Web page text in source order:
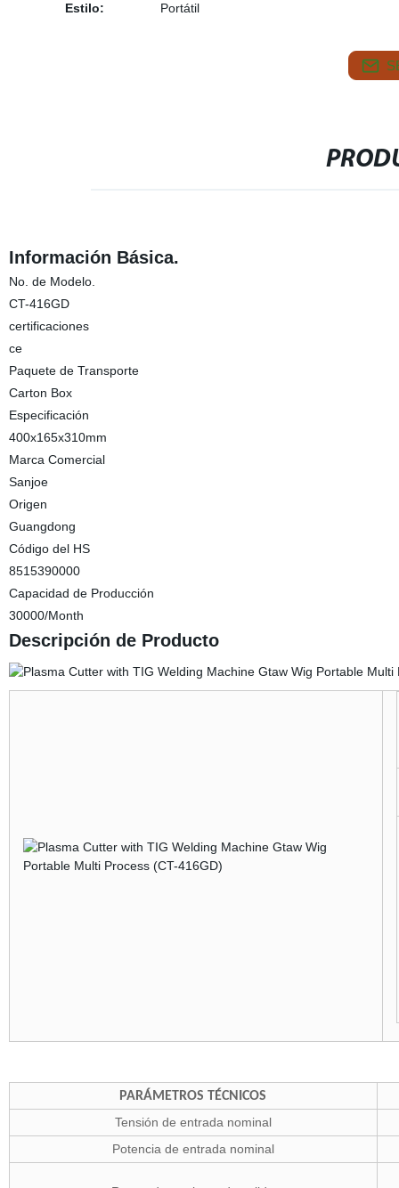
Estilo:
Portátil
Información Básica.
No. de Modelo.
CT-416GD
certificaciones
ce
Paquete de Transporte
Carton Box
Especificación
400x165x310mm
Marca Comercial
Sanjoe
Origen
Guangdong
Código del HS
8515390000
Capacidad de Producción
30000/Month
Descripción de Producto
PARÁMETROS TÉCNICOS
Tensión de entrada nominal
Potencia de entrada nominal